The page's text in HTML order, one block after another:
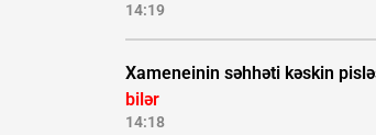
14:19
Xameneinin səhhəti kəskin
bilər
14:18